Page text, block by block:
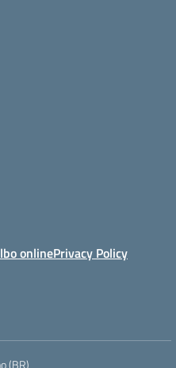
onlinePrivacy Policy
(BR)